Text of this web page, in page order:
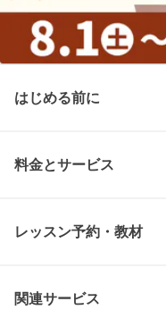
はじめる前に
料金とサービス
レッスン予約・教材
関連サービス